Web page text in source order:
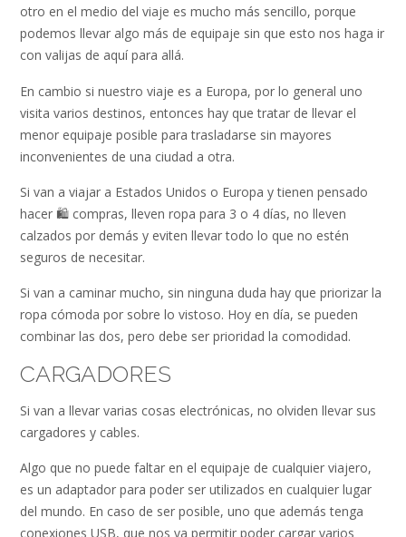
otro en el medio del viaje es mucho más sencillo, porque
podemos llevar algo más de equipaje sin que esto nos haga ir
con valijas de aquí para allá.
En cambio si nuestro viaje es a Europa, por lo general uno
visita varios destinos, entonces hay que tratar de llevar el
menor equipaje posible para trasladarse sin mayores
inconvenientes de una ciudad a otra.
Si van a viajar a Estados Unidos o Europa y tienen pensado
hacer 🛍️ compras, lleven ropa para 3 o 4 días, no lleven
calzados por demás y eviten llevar todo lo que no estén
seguros de necesitar.
Si van a caminar mucho, sin ninguna duda hay que priorizar la
ropa cómoda por sobre lo vistoso. Hoy en día, se pueden
combinar las dos, pero debe ser prioridad la comodidad.
CARGADORES
Si van a llevar varias cosas electrónicas, no olviden llevar sus
cargadores y cables.
Algo que no puede faltar en el equipaje de cualquier viajero,
es un adaptador para poder ser utilizados en cualquier lugar
del mundo. En caso de ser posible, uno que además tenga
conexiones USB, que nos va permitir poder cargar varios